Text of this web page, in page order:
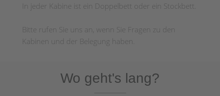
In jeder Kabine ist ein Doppelbett oder ein Stockbett.
Bitte rufen Sie uns an, wenn Sie Fragen zu den
Kabinen und der Belegung haben.
Wo geht's lang?